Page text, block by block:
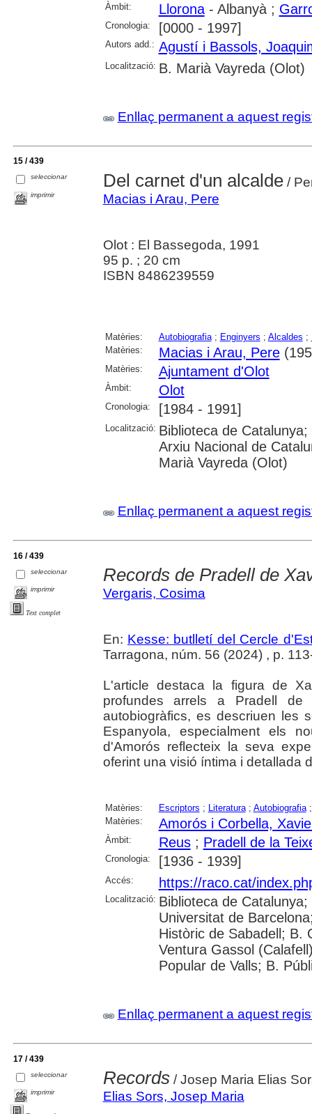
Àmbit: Llorona- Albanyà ;
Cronologia: [0000 - 1997]
Autors add.: Agustí i Bassols,
Localització: B. Marià Vayreda (Olot)
Enllaç permanent a aquest
15 / 439
seleccionar
imprimir
Del carnet d'un alcalde/
Macias i Arau, Pere
Olot : El Bassegoda, 1991
95 p. ; 20 cm
ISBN 8486239559
Matèries: Autobiografia; Enginyers ; Alcaldes ;
Matèries:
Macias i Arau, Pere
Matèries: Ajuntament d'Olot
Àmbit: Olot
Cronologia: [1984 - 1991]
Localització: Biblioteca de
Arxiu Nacional de
Marià Vayreda (Olot)
Enllaç permanent a aquest
16 / 439
seleccionar
imprimir
Text complet
Records de Pradell de
Vergaris, Cosima
En: Kesse: butlletí del Cercle
Tarragona, núm. 56 (2024) , p.
L'article destaca la figura de
profundes arrels a Pradell
autobiogràfics, es descriuen les
Espanyola, especialment els
d'Amorós reflecteix la seva
oferint una visió íntima i detallada
Matèries: Escriptors ; Literatura; Autobiografia
Matèries:
Amorós i Corbella,
Àmbit: Reus; Pradell de la
Cronologia: [1936 - 1939]
Accés: https://raco.cat/
Localització: Biblioteca de
Universitat de
Històric de Sabadell; B.
Ventura Gassol
Popular de Valls; B.
Enllaç permanent a aquest
17 / 439
seleccionar
imprimir
Records/ Josep Maria Elias
Elias Sors, Josep Maria